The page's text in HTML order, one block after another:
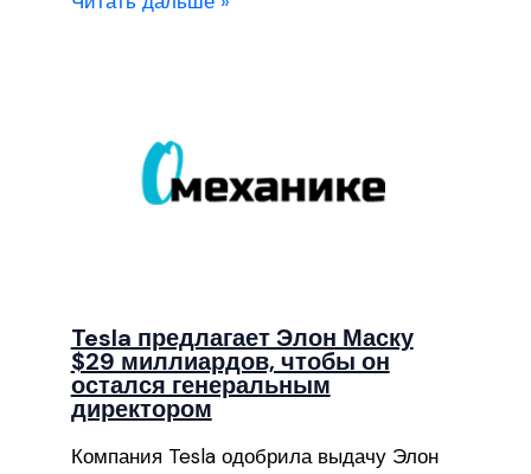
Tesla предлагает Элон Маску
$29 миллиардов, чтобы он
остался генеральным
директором
Компания Tesla одобрила выдачу Элон